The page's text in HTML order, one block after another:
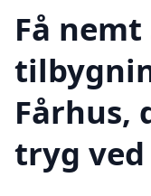
Få
Fårhus,
tryg ved